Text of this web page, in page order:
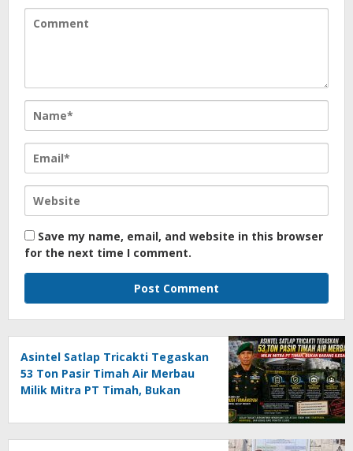
Save my name, email, and website in this browser
for the next time I comment.
Asintel Satlap Tricakti Tegaskan
53 Ton Pasir Timah Air Merbau
Milik Mitra PT Timah, Bukan